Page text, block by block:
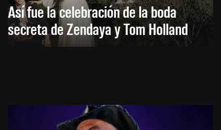
Así fue la celebración de la boda
secreta de Zendaya y Tom Holland